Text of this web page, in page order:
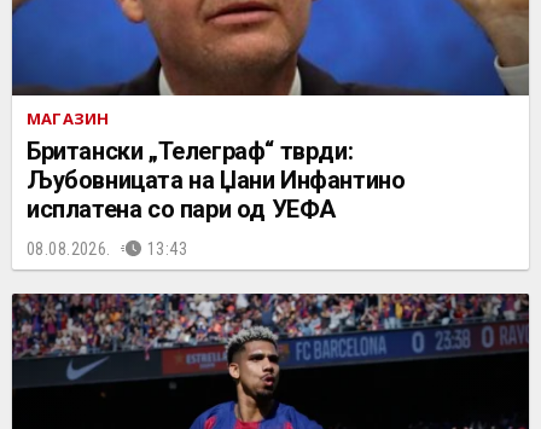
МАГАЗИН
Британски „Телеграф“ тврди:
Љубовницата на Џани Инфантино
исплатена со пари од УЕФА
08.08.2026. 13:43